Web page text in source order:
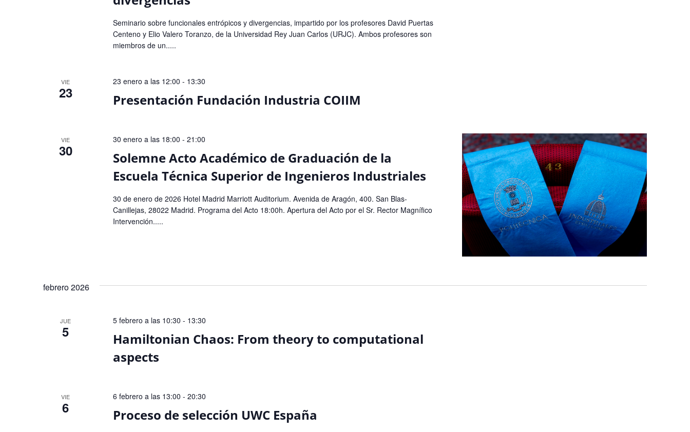
Seminario sobre funcionales entrópicos y divergencias, impartido por los profesores David Puertas
Centeno y Elio Valero Toranzo, de la Universidad Rey Juan Carlos (URJC). Ambos profesores son
miembros de un.....
VIE
23 Presentación Fundación Industria COIIM
23 enero a las 12:00 - 13:30
VIE
30
Solemne Acto Académico de Graduación de la
Escuela Técnica Superior de Ingenieros Industriales
30 enero a las 18:00 - 21:00
30 de enero de 2026 Hotel Madrid Marriott Auditorium. Avenida de Aragón, 400. San Blas-
Canillejas, 28022 Madrid. Programa del Acto 18:00h. Apertura del Acto por el Sr. Rector Magnífico
Intervención.....
febrero 2026
JUE
5
Hamiltonian Chaos: From theory to computational
aspects
5 febrero a las 10:30 - 13:30
VIE
6 Proceso de selección UWC España
6 febrero a las 13:00 - 20:30